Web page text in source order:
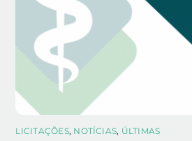
LICITAÇÕES, NOTÍCIAS, ÚLTIMAS